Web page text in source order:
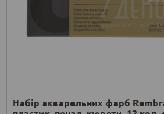
Набір акварельних фарб